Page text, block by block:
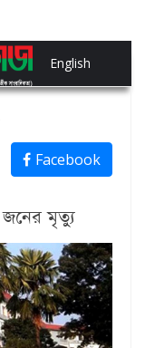
English
Facebook
জনের মৃত্যু